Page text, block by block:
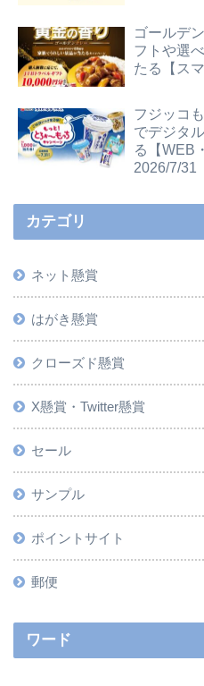
ゴールデ
フトや選
たる【ス
フジッコ
でデジタ
る【WEB
2026/7/31
カテゴリ
ネット懸賞
はがき懸賞
クローズド懸賞
X懸賞・Twitter懸賞
セール
サンプル
ポイントサイト
郵便
ワード